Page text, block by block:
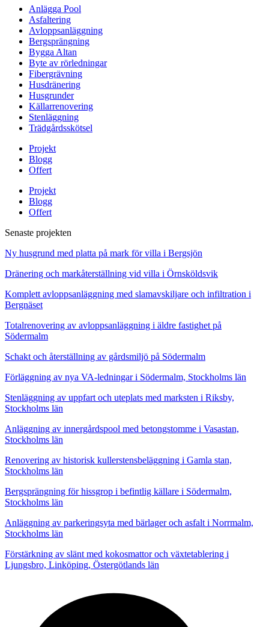
Anlägga Pool
Asfaltering
Avloppsanläggning
Bergsprängning
Bygga Altan
Byte av rörledningar
Fibergrävning
Husdränering
Husgrunder
Källarrenovering
Stenläggning
Trädgårdsskötsel
Projekt
Blogg
Offert
Projekt
Blogg
Offert
Senaste projekten
Ny husgrund med platta på mark för villa i Bergsjön
Dränering och markåterställning vid villa i Örnsköldsvik
Komplett avloppsanläggning med slamavskiljare och infiltration i
Bergnäset
Totalrenovering av avloppsanläggning i äldre fastighet på
Södermalm
Schakt och återställning av gårdsmiljö på Södermalm
Förläggning av nya VA-ledningar i Södermalm, Stockholms län
Stenläggning av uppfart och uteplats med marksten i Riksby,
Stockholms län
Anläggning av innergårdspool med betongstomme i Vasastan,
Stockholms län
Renovering av historisk kullerstensbeläggning i Gamla stan,
Stockholms län
Bergsprängning för hissgrop i befintlig källare i Södermalm,
Stockholms län
Anläggning av parkeringsyta med bärlager och asfalt i Norrmalm,
Stockholms län
Förstärkning av slänt med kokosmattor och växtetablering i
Ljungsbro, Linköping, Östergötlands län